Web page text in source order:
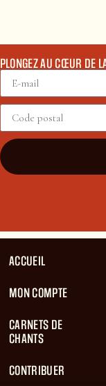
PLONGEZ AU CŒUR DE
ACCUEIL
MON COMPTE
CARNETS DE
CHANTS
CONTRIBUER